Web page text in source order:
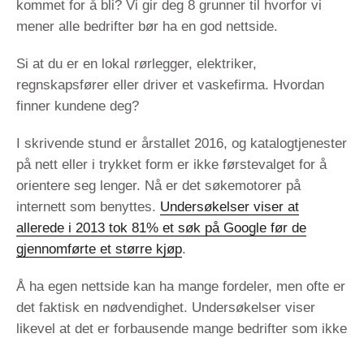
kommet for å bli? Vi gir deg 8 grunner til hvorfor vi
mener alle bedrifter bør ha en god nettside.
Si at du er en lokal rørlegger, elektriker,
regnskapsfører eller driver et vaskefirma. Hvordan
finner kundene deg?
I skrivende stund er årstallet 2016, og katalogtjenester
på nett eller i trykket form er ikke førstevalget for å
orientere seg lenger. Nå er det søkemotorer på
internett som benyttes. Undersøkelser viser at
allerede i 2013 tok 81% et søk på Google før de
gjennomførte et større kjøp.
Å ha egen nettside kan ha mange fordeler, men ofte er
det faktisk en nødvendighet. Undersøkelser viser
likevel at det er forbausende mange bedrifter som ikke